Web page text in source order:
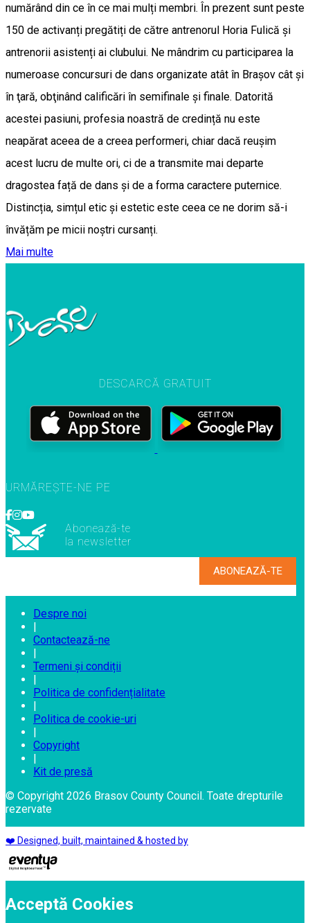
numărând din ce în ce mai mulți membri. În prezent sunt peste
150 de activanți pregătiți de către antrenorul Horia Fulică și
antrenorii asistenți ai clubului. Ne mândrim cu participarea la
numeroase concursuri de dans organizate atât în Braşov cât şi
în ţară, obţinând calificări în semifinale și finale. Datorită
acestei pasiuni, profesia noastră de credință nu este
neapărat aceea de a creea performeri, chiar dacă reușim
acest lucru de multe ori, ci de a transmite mai departe
dragostea față de dans și de a forma caractere puternice.
Distincția, simțul etic și estetic este ceea ce ne dorim să-i
învățăm pe micii noștri cursanți.
Mai multe
DESCARCĂ GRATUIT
URMĂREȘTE-NE PE
Abonează-te
la newsletter
Despre noi
Contactează-ne
Termeni și condiții
Politica de confidențialitate
Politica de cookie-uri
Copyright
Kit de presă
© Copyright 2026 Brasov County Council. Toate drepturile
rezervate
❤️ Designed, built, maintained & hosted by
Acceptă Cookies